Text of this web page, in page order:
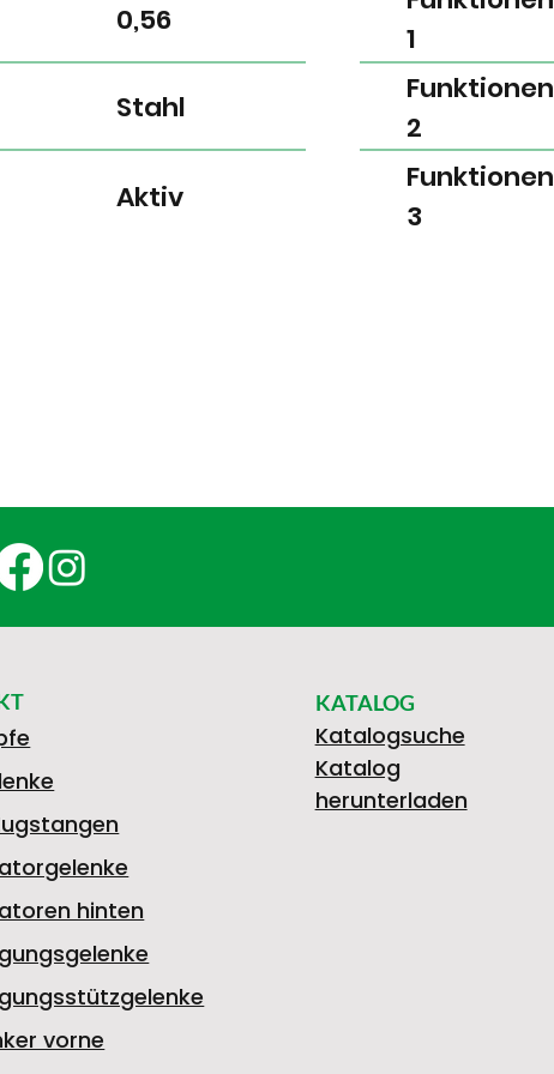
0,56
Stahl
Aktiv
1
Funktionen
2
Funktionen
3
hinten
vorne
KATALOG
Katalogsuche
Katalog
herunterladen